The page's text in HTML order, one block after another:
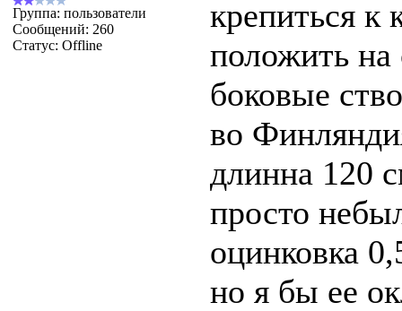
Группа: пользователи
Сообщений: 260
Статус: Offline
крепиться к
положить на
боковые
во
длинна 120
просто
оцинковка
но я бы ее